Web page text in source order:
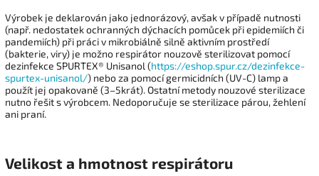
Výrobek je deklarován jako jednorázový, avšak v případě nutnosti
(např. nedostatek ochranných dýchacích pomůcek při epidemiích či
pandemiích) při práci v mikrobiálně silně aktivním prostředí
(bakterie, viry) je možno respirátor nouzově sterilizovat pomocí
dezinfekce SPURTEX® Unisanol (https://eshop.spur.cz/dezinfekce-
spurtex-unisanol/) nebo za pomocí germicidních (UV-C) lamp a
použít jej opakovaně (3–5krát). Ostatní metody nouzové sterilizace
nutno řešit s výrobcem. Nedoporučuje se sterilizace párou, žehlení
ani praní.
Velikost a hmotnost respirátoru